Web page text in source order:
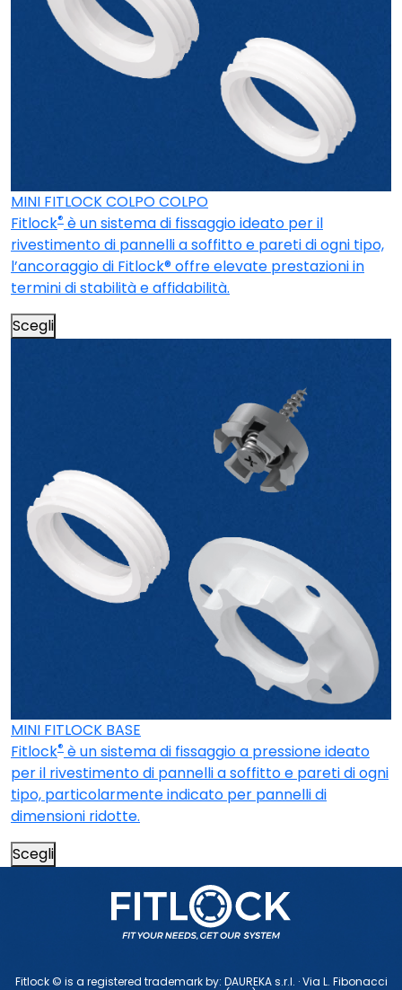
MINI FITLOCK COLPO COLPO
Fitlock® è un sistema di fissaggio ideato per il
rivestimento di pannelli a soffitto e pareti di ogni tipo,
l’ancoraggio di Fitlock® offre elevate prestazioni in
termini di stabilità e affidabilità.
Scegli
MINI FITLOCK BASE
Fitlock® è un sistema di fissaggio a pressione ideato
per il rivestimento di pannelli a soffitto e pareti di ogni
tipo, particolarmente indicato per pannelli di
dimensioni ridotte.
Scegli
Fitlock © is a registered trademark by: DAUREKA s.r.l. · Via L. Fibonacci